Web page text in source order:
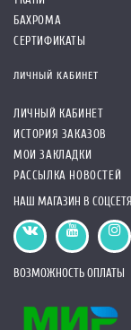
БАХРОМА
СЕРТИФИКАТЫ
ЛИЧНЫЙ КАБИНЕТ
ЛИЧНЫЙ КАБИНЕТ
ИСТОРИЯ ЗАКАЗОВ
МОИ ЗАКЛАДКИ
РАССЫЛКА НОВОСТЕЙ
НАШ МАГАЗИН В
ВОЗМОЖНОСТЬ ОПЛАТЫ